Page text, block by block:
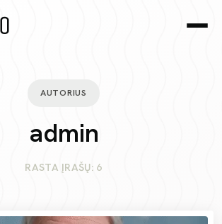
AUTORIUS
admin
RASTA ĮRAŠŲ: 6